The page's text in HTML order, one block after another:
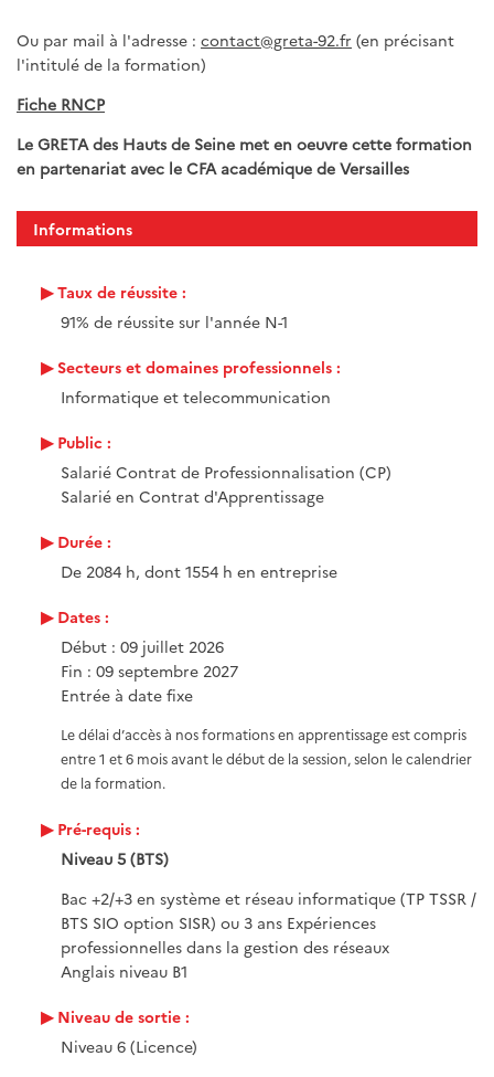
Ou par mail à l'adresse : contact@greta-92.fr (en précisant
l'intitulé de la formation)
Fiche RNCP
Le GRETA des Hauts de Seine met en oeuvre cette formation
en partenariat avec le CFA académique de Versailles
Informations
Taux de réussite :
91% de réussite sur l'année N-1
Secteurs et domaines professionnels :
Informatique et telecommunication
Public :
Salarié Contrat de Professionnalisation (CP)
Salarié en Contrat d'Apprentissage
Durée :
De 2084 h, dont 1554 h en entreprise
Dates :
Début : 09 juillet 2026
Fin : 09 septembre 2027
Entrée à date fixe
Le délai d’accès à nos formations en apprentissage est compris
entre 1 et 6 mois avant le début de la session, selon le calendrier
de la formation.
Pré-requis :
Niveau 5 (BTS)
Bac +2/+3 en système et réseau informatique (TP TSSR /
BTS SIO option SISR) ou 3 ans Expériences
professionnelles dans la gestion des réseaux
Anglais niveau B1
Niveau de sortie :
Niveau 6 (Licence)